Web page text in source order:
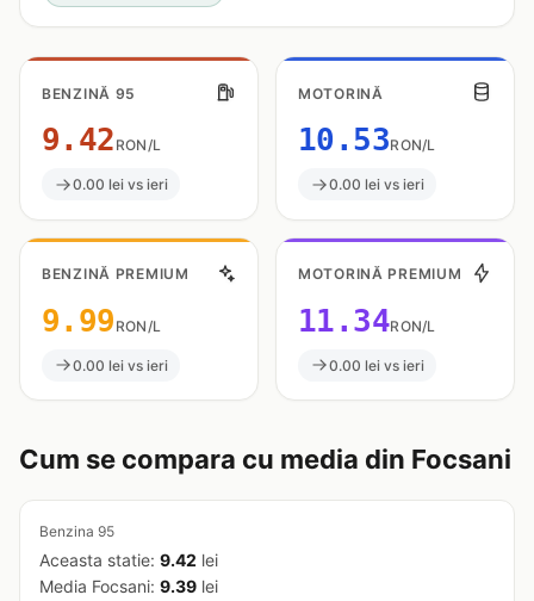
BENZINĂ 95
9.42 RON/L
0.00 lei vs ieri
MOTORINĂ
10.53RON/L
0.00 lei vs ieri
BENZINĂ PREMIUM
9.99 RON/L
0.00 lei vs ieri
MOTORINĂ PREMIUM
11.34RON/L
0.00 lei vs ieri
Cum se compara cu media din Focsani
Benzina 95
Aceasta statie: 9.42 lei
Media Focsani: 9.39 lei